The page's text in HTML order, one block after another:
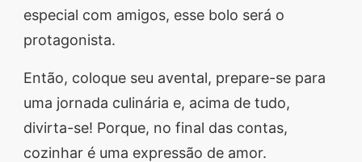
especial com amigos, esse bolo será o
protagonista.
Então, coloque seu avental, prepare-se para
uma jornada culinária e, acima de tudo,
divirta-se! Porque, no final das contas,
cozinhar é uma expressão de amor.